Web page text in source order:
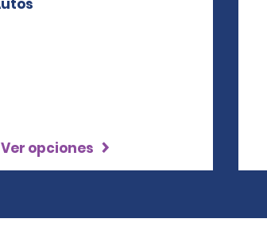
Ver opciones